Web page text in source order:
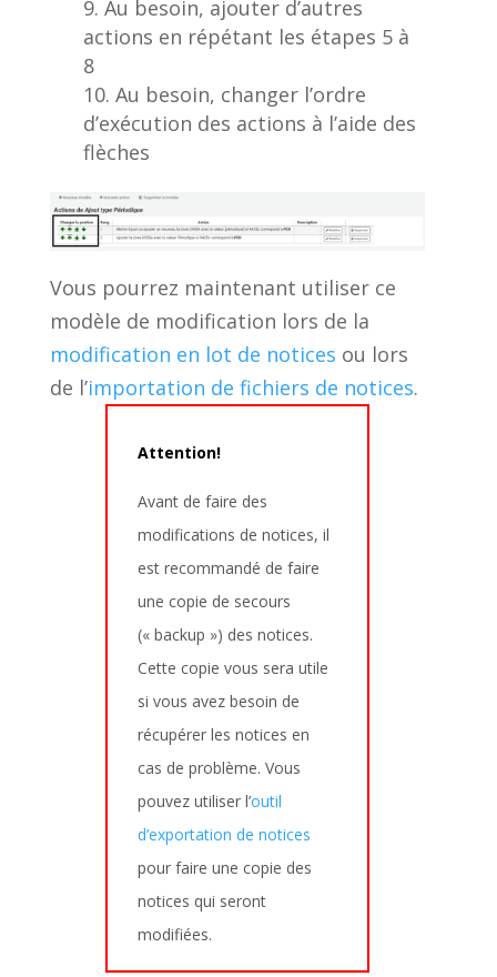
Au besoin, ajouter d’autres
actions en répétant les étapes 5 à
8
Au besoin, changer l’ordre
d’exécution des actions à l’aide des
flèches
Vous pourrez maintenant utiliser ce
modèle de modification lors de la
modification en lot de notices ou lors
de l’importation de fichiers de notices.
Attention!
Avant de faire des
modifications de notices, il
est recommandé de faire
une copie de secours
(« backup ») des notices.
Cette copie vous sera utile
si vous avez besoin de
récupérer les notices en
cas de problème. Vous
pouvez utiliser l’outil
d’exportation de notices
pour faire une copie des
notices qui seront
modifiées.